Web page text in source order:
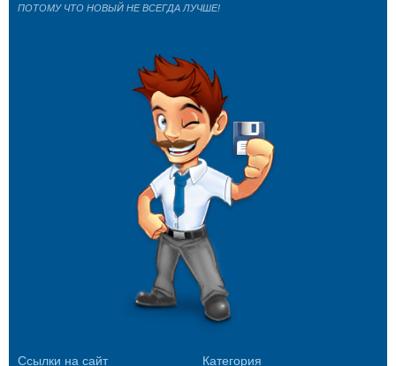
Ссылки на сайт Категория
ПОТОМУ ЧТО НОВЫЙ НЕ ВСЕГДА ЛУЧШЕ!